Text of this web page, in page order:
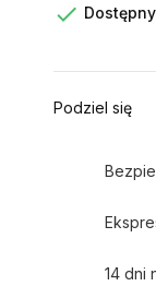
 Dostępny
Podziel się
14 dni